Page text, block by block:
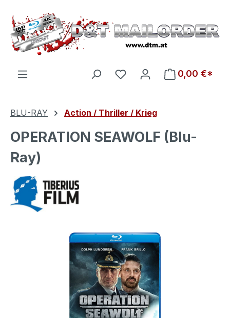
Zum Hauptinhalt springen
Du hast 0 Produkte auf
0,00 €*
BLU-RAY Action / Thriller / Krieg
OPERATION SEAWOLF (Blu-
Ray)
Bildergalerie überspringen